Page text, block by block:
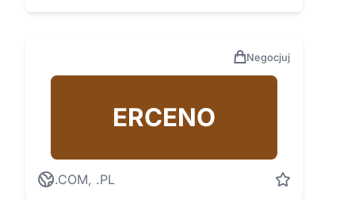
Negocjuj
ERCENO
.COM, .PL